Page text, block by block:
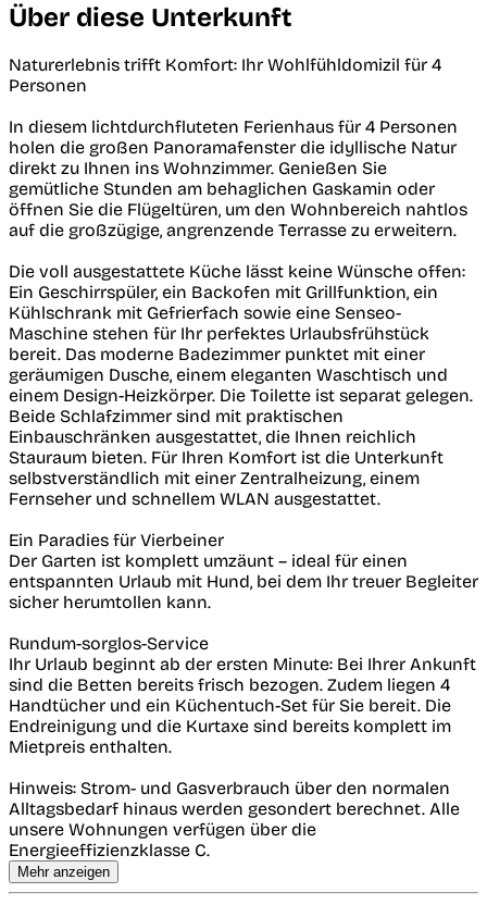
Über diese Unterkunft
Naturerlebnis trifft Komfort: Ihr Wohlfühldomizil für 4
Personen
In diesem lichtdurchfluteten Ferienhaus für 4 Personen
holen die großen Panoramafenster die idyllische Natur
direkt zu Ihnen ins Wohnzimmer. Genießen Sie
gemütliche Stunden am behaglichen Gaskamin oder
öffnen Sie die Flügeltüren, um den Wohnbereich nahtlos
auf die großzügige, angrenzende Terrasse zu erweitern.
Die voll ausgestattete Küche lässt keine Wünsche offen:
Ein Geschirrspüler, ein Backofen mit Grillfunktion, ein
Kühlschrank mit Gefrierfach sowie eine Senseo-
Maschine stehen für Ihr perfektes Urlaubsfrühstück
bereit. Das moderne Badezimmer punktet mit einer
geräumigen Dusche, einem eleganten Waschtisch und
einem Design-Heizkörper. Die Toilette ist separat gelegen.
Beide Schlafzimmer sind mit praktischen
Einbauschränken ausgestattet, die Ihnen reichlich
Stauraum bieten. Für Ihren Komfort ist die Unterkunft
selbstverständlich mit einer Zentralheizung, einem
Fernseher und schnellem WLAN ausgestattet.
Ein Paradies für Vierbeiner
Der Garten ist komplett umzäunt – ideal für einen
entspannten Urlaub mit Hund, bei dem Ihr treuer Begleiter
sicher herumtollen kann.
Rundum-sorglos-Service
Ihr Urlaub beginnt ab der ersten Minute: Bei Ihrer Ankunft
sind die Betten bereits frisch bezogen. Zudem liegen 4
Handtücher und ein Küchentuch-Set für Sie bereit. Die
Endreinigung und die Kurtaxe sind bereits komplett im
Mietpreis enthalten.
Hinweis: Strom- und Gasverbrauch über den normalen
Alltagsbedarf hinaus werden gesondert berechnet. Alle
unsere Wohnungen verfügen über die
Energieeffizienzklasse C.
Mehr anzeigen